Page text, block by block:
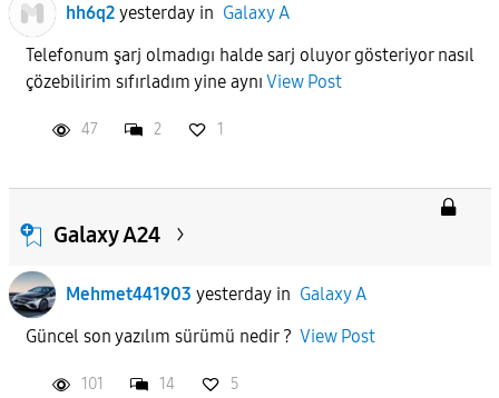
hh6q2 yesterdayin Galaxy A
Telefonum şarj olmadıgı halde sarj oluyor gösteriyor nasıl
çözebilirim sıfırladım yine aynı View Post
47 2 1
Galaxy A24
Mehmet441903 yesterdayin Galaxy A
Güncel son yazılım sürümü nedir ? View Post
101 14 5